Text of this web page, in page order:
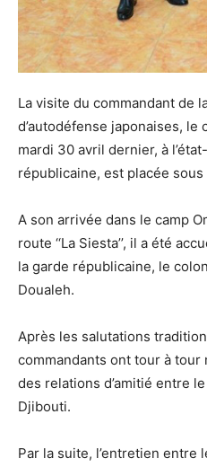
La visite du commandant de
d’autodéfense japonaises, le
mardi 30 avril dernier, à
républicaine, est placée sous
A son arrivée dans le camp
route ‘‘La Siesta’’, il a été
la garde républicaine, le
Doualeh.
Après les salutations
commandants ont tour à tour
des relations d’amitié entre
Djibouti.
Par la suite, l’entretien entre